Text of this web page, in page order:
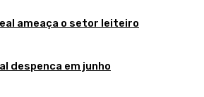
ameaça o setor leiteiro
despenca em junho